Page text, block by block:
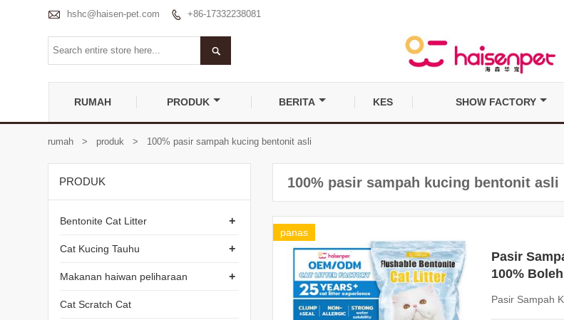
 hshc@haisen-pet.com  +86-17332238081

RUMAH PRODUK BERITA KES SHOW FACTORY
rumah > produk > 100% pasir sampah kucing bentonit asli
100% pasir sampah kucing bentonit asli
panas
Pasir
100%
Pasir Sampah
PRODUK
+
Bentonite Cat Litter
+
Cat Kucing Tauhu
+
Makanan haiwan peliharaan
Cat Scratch Cat